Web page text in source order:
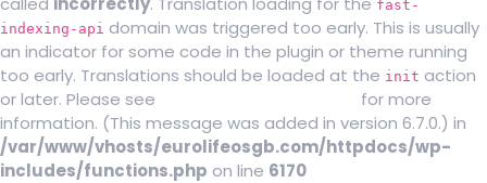
fast-
indexing-api domain was triggered too early. This is usually
an indicator for some code in the plugin or theme running
too early. Translations should be loaded at the init action
or later. Please see
for more
information. (This message was added in version 6.7.0.) in
/var/www/vhosts/eurolifeosgb.com/httpdocs/wp-
includes/functions.php on line 6170